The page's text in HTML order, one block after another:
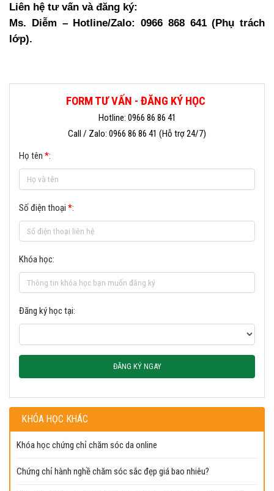
Liên hệ tư vấn và đăng ký:
Ms. Diễm – Hotline/Zalo: 0966 868 641 (Phụ trách
lớp).
FORM TƯ VẤN - ĐĂNG KÝ HỌC
Hotline: 0966 86 86 41
Call / Zalo: 0966 86 86 41 (Hỗ trợ 24/7)
Họ tên *:
Số điện thoại *:
Khóa học:
Đăng ký học tại:
ĐĂNG KÝ NGAY
KHÓA HỌC KHÁC
Khóa học chứng chỉ chăm sóc da online
Chứng chỉ hành nghề chăm sóc sắc đẹp giá bao nhiêu?